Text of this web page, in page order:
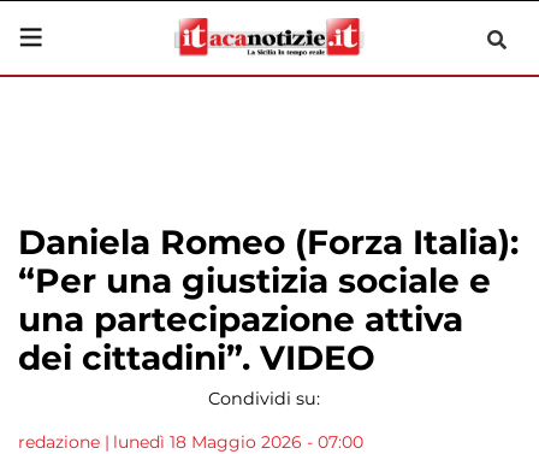
Daniela Romeo (Forza Italia):
“Per una giustizia sociale e
una partecipazione attiva
dei cittadini”. VIDEO
Condividi su:
redazione | lunedì 18 Maggio 2026 - 07:00